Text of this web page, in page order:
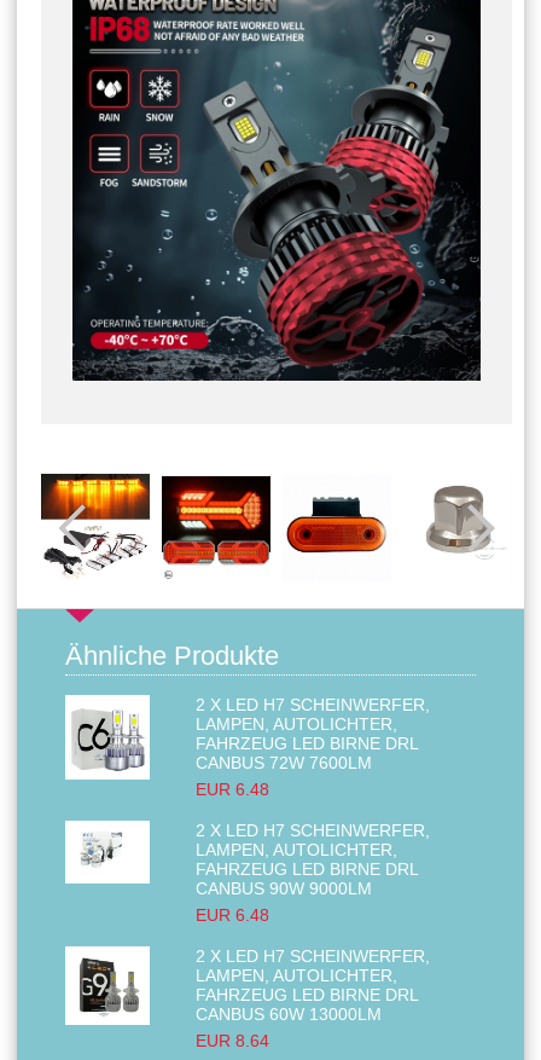
Ähnliche Produkte
2 X LED H7 SCHEINWERFER,
LAMPEN, AUTOLICHTER,
FAHRZEUG LED BIRNE DRL
CANBUS 72W 7600LM
EUR 6.48
2 X LED H7 SCHEINWERFER,
LAMPEN, AUTOLICHTER,
FAHRZEUG LED BIRNE DRL
CANBUS 90W 9000LM
EUR 6.48
2 X LED H7 SCHEINWERFER,
LAMPEN, AUTOLICHTER,
FAHRZEUG LED BIRNE DRL
CANBUS 60W 13000LM
EUR 8.64